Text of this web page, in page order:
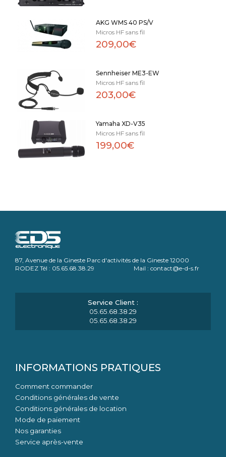
AKG WMS 40 PS/V
Micros HF sans fil
209,00€
Sennheiser ME3-EW
Micros HF sans fil
203,00€
Yamaha XD-V35
Micros HF sans fil
199,00€
87, Avenue de la Gineste Parc d'activités de la Gineste 12000
RODEZ Tél : 05.65.68.38.29 Mail : contact@e-d-s.fr
05.65.68.38.29
05.65.68.38.29
INFORMATIONS PRATIQUES
Comment commander
Conditions générales de vente
Conditions générales de location
Mode de paiement
Nos garanties
Service après-vente